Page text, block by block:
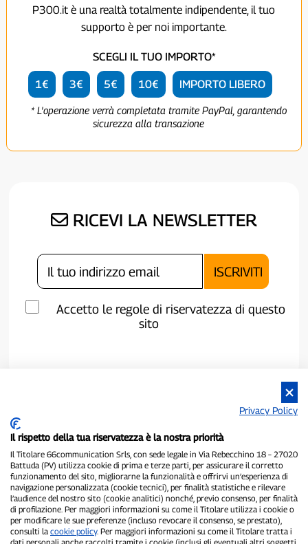
P300.it è una realtà totalmente indipendente, il tuo
supporto è per noi importante.
SCEGLI IL TUO IMPORTO*
1€ 3€ 5€ 10€ IMPORTO LIBERO
* L'operazione verrà completata tramite PayPal, garantendo
sicurezza alla transazione
RICEVI LA NEWSLETTER
Accetto le regole di riservatezza di questo
sito
P300.it è una Testata Giornalistica indipendente
Registrazione numero 1/2021 del 1/2/2021 - Tribunale di Pavia
Proprietario ed editore:66communication Srls- P.IVA
02798890188
Privacy Policy
Il rispetto della tua riservatezza è la nostra priorità
Il Titolare 66communication Srls, con sede legale in Via Rebecchino 18 – 27020
Battuda (PV) utilizza cookie di prima e terze parti, per assicurare il corretto
funzionamento del sito, migliorarne la funzionalità e offrirvi un’esperienza di
navigazione personalizzata (cookie tecnici), per finalità statistiche e rilevare
l’audience del nostro sito (cookie analitici) nonché, previo consenso, per finalità
di profilazione. Per maggiori informazioni su come il Titolare utilizza i cookie o
per modificare le sue preferenze (incluso revocare il consenso, se prestato),
consulti la cookie policy. Per maggiori informazioni su come il Titolare tratta i